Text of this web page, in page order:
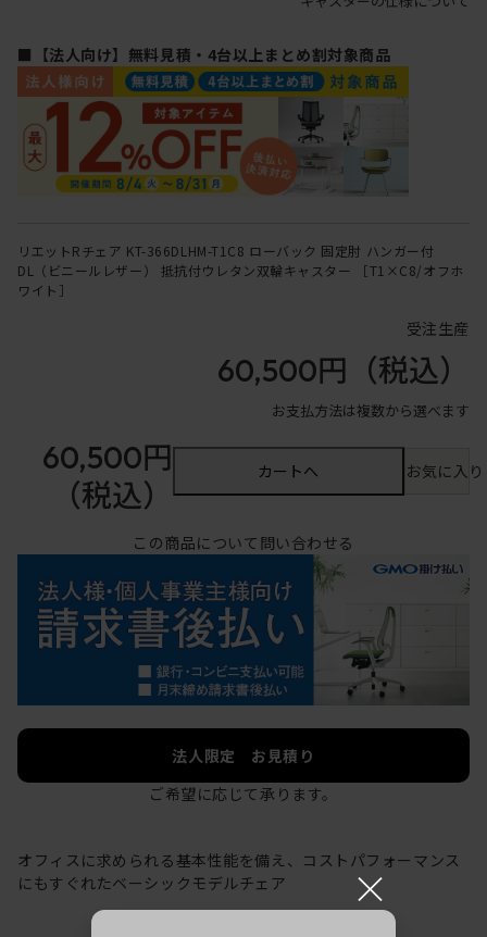
■【法人向け】無料見積・4台以上まとめ割対象商品
リエットRチェア KT-366DLHM-T1C8 ローバック 固定肘 ハンガー付
DL（ビニールレザー） 抵抗付ウレタン双輪キャスター ［T1×C8/オフホ
ワイト］
受注生産
60,500円 （税込）
お支払方法は複数から選べます
60,500円
（税込）
カートへ お気に入
この商品について問い合わせる
法人限定 お見積り
ご希望に応じて承ります。
オフィスに求められる基本性能を備え、コストパフォーマンス
にもすぐれたベーシックモデルチェア
×